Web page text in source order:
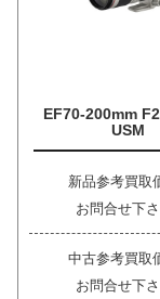
EF70-200mm
USM
新品参考買取
お問合せ下
中古参考買取
お問合せ下